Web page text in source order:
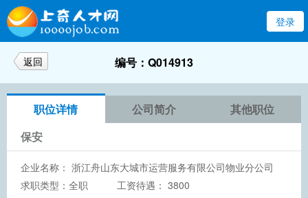
登录
返回 编号：Q014913
职位详情 公司简介
其他职位
保安
企业名称： 浙江舟山东大城市运营服务有限公司物业分公司
求职类型：全职
工资待遇： 3800